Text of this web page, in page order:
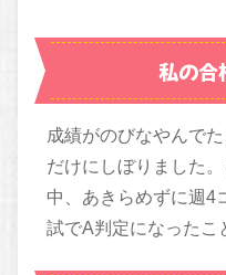
私の合
成績がのびなやんで
だけにしぼりました
中、あきらめずに週4
試でA判定になったこ